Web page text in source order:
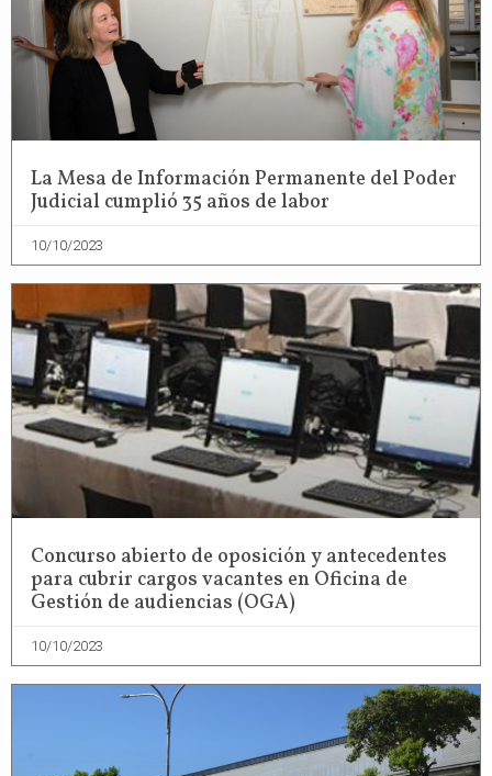
La Mesa de Información Permanente del Poder
Judicial cumplió 35 años de labor
10/10/2023
Concurso abierto de oposición y antecedentes
para cubrir cargos vacantes en Oficina de
Gestión de audiencias (OGA)
10/10/2023